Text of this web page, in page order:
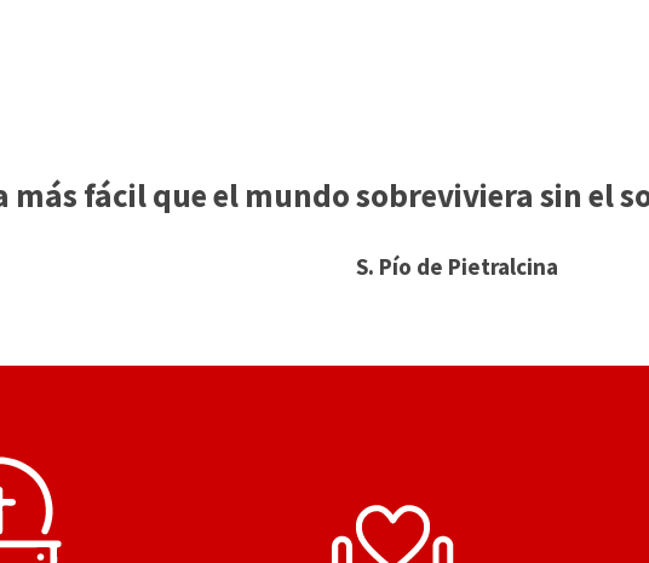
más fácil que el mundo sobreviviera sin el
S. Pío de Pietralcina